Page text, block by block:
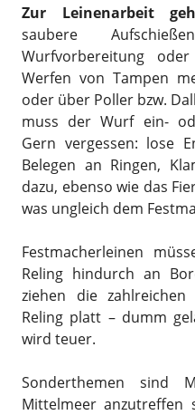
Zur Leinenarbeit
saubere
Wurfvorbereitung
Werfen von Tampen
oder über Poller bzw.
muss der Wurf ein-
Gern vergessen: lose
Belegen an Ringen,
dazu, ebenso wie das
was ungleich dem
Festmacherleinen
Reling hindurch an
ziehen die
Reling platt – dumm
wird teuer.
Sonderthemen sind
Mittelmeer anzutreffen